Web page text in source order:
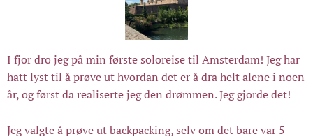
I fjor dro jeg på min første soloreise til Amsterdam! Jeg har
hatt lyst til å prøve ut hvordan det er å dra helt alene i noen
år, og først da realiserte jeg den drømmen. Jeg gjorde det!
Jeg valgte å prøve ut backpacking, selv om det bare var 5